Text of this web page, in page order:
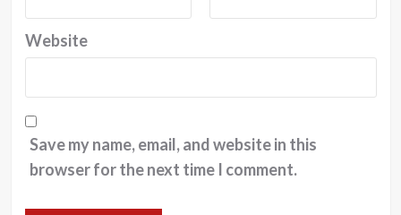
Website
Save my name, email, and website in this
browser for the next time I comment.